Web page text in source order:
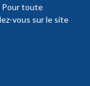
Pour toute
vous sur le site